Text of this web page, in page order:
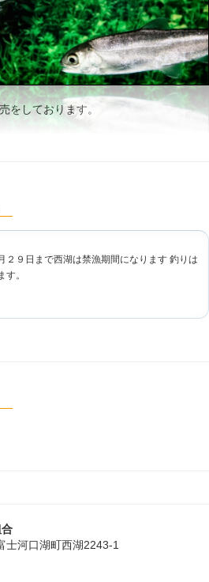
をしております。
２９日まで西湖は禁漁期間になります 釣りは
。
士河口湖町西湖2243-1